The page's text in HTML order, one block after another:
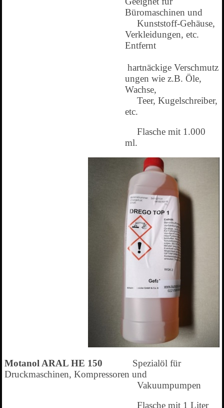
Büromaschinen und
Kunststoff-Gehäuse,
Verkleidungen, etc.
Entfernt
hartnäckige Verschmutz
ungen wie z.B. Öle,
Wachse,
Teer, Kugelschreiber,
etc.
Flasche mit 1.000
ml.
Motanol ARAL HE 150 Spezialöl für
Druckmaschinen, Kompressoren und
Vakuumpumpen
Flasche mit 1 Liter